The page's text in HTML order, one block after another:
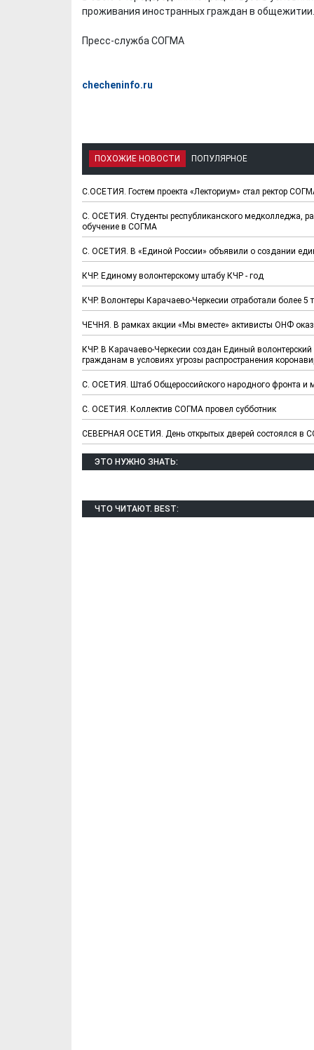
проживания иностранных граждан в общежитии.
Пресс-служба СОГМА
checheninfo.ru
ПОХОЖИЕ НОВОСТИ ПОПУЛЯРНОЕ
С.ОСЕТИЯ. Гостем проекта «Лекториум» стал ректор
С. ОСЕТИЯ. Студенты республиканского медколледжа,
обучение в СОГМА
С. ОСЕТИЯ. В «Единой России» объявили о создании
КЧР. Единому волонтерскому штабу КЧР - год
КЧР. Волонтеры Карачаево-Черкесии отработали более 5
ЧЕЧНЯ. В рамках акции «Мы вместе» активисты ОНФ
КЧР. В Карачаево-Черкесии создан Единый
гражданам в условиях угрозы распространения
С. ОСЕТИЯ. Штаб Общероссийского народного фронта и
С. ОСЕТИЯ. Коллектив СОГМА провел субботник
СЕВЕРНАЯ ОСЕТИЯ. День открытых дверей состоялся в
ЭТО НУЖНО ЗНАТЬ:
ЧТО ЧИТАЮТ. BEST: